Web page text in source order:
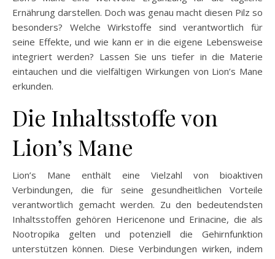
Ernährung darstellen. Doch was genau macht diesen Pilz so
besonders? Welche Wirkstoffe sind verantwortlich für
seine Effekte, und wie kann er in die eigene Lebensweise
integriert werden? Lassen Sie uns tiefer in die Materie
eintauchen und die vielfältigen Wirkungen von Lion’s Mane
erkunden.
Die Inhaltsstoffe von
Lion’s Mane
Lion’s Mane enthält eine Vielzahl von bioaktiven
Verbindungen, die für seine gesundheitlichen Vorteile
verantwortlich gemacht werden. Zu den bedeutendsten
Inhaltsstoffen gehören Hericenone und Erinacine, die als
Nootropika gelten und potenziell die Gehirnfunktion
unterstützen können. Diese Verbindungen wirken, indem